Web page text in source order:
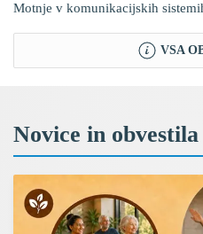
Motnje v komunikacijskih
VSA
Novice in obvestila